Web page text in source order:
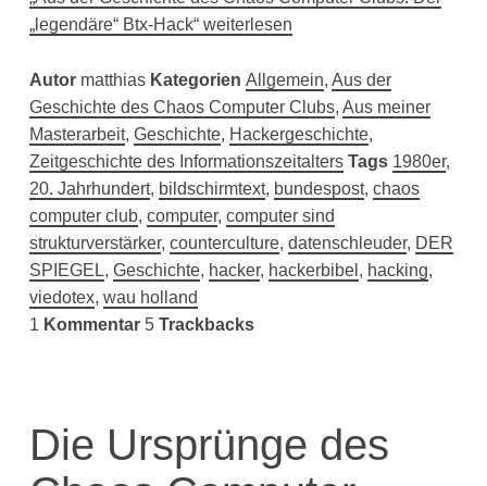
„legendäre“ Btx-Hack“ weiterlesen
Autor matthias Kategorien Allgemein, Aus der
Geschichte des Chaos Computer Clubs, Aus meiner
Masterarbeit, Geschichte, Hackergeschichte,
Zeitgeschichte des Informationszeitalters Tags 1980er,
20. Jahrhundert, bildschirmtext, bundespost, chaos
computer club, computer, computer sind
strukturverstärker, counterculture, datenschleuder, DER
SPIEGEL, Geschichte, hacker, hackerbibel , hacking,
viedotex, wau holland
1 Kommentar 5Trackbacks
Die Ursprünge des